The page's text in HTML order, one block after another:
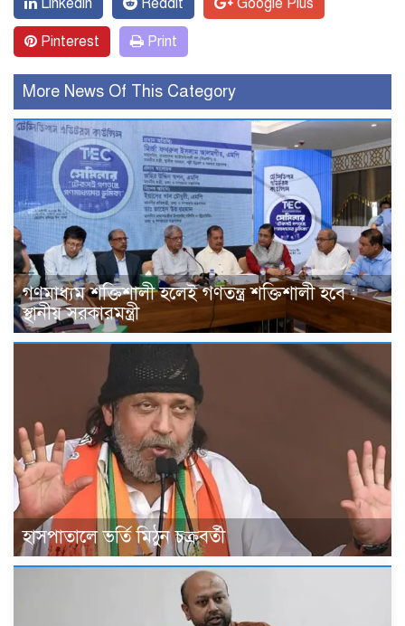
Linkedin Reddit Google Plus
Pinterest Print
More News Of This Category
গণমাধ্যম শক্তিশালী হলেই গণতন্ত্র শক্তিশালী হবে :
স্থানীয় সরকারমন্ত্রী
হাসপাতালে ভর্তি মিঠুন চক্রবর্তী